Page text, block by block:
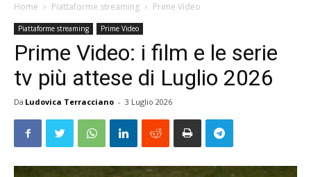
Home Piattaforme streaming Prime Video
Piattaforme streaming Prime Video
Prime Video: i film e le serie
tv più attese di Luglio 2026
Da Ludovica Terracciano - 3 Luglio 2026